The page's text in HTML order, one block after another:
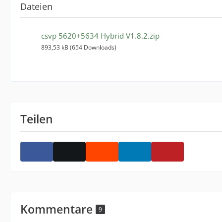
Dateien
csvp 5620+5634 Hybrid V1.8.2.zip
893,53 kB (654 Downloads)
Teilen
Kommentare 9